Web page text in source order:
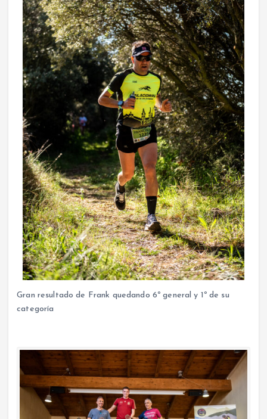
Gran resultado de Frank quedando 6º general y 1º de su
categoría